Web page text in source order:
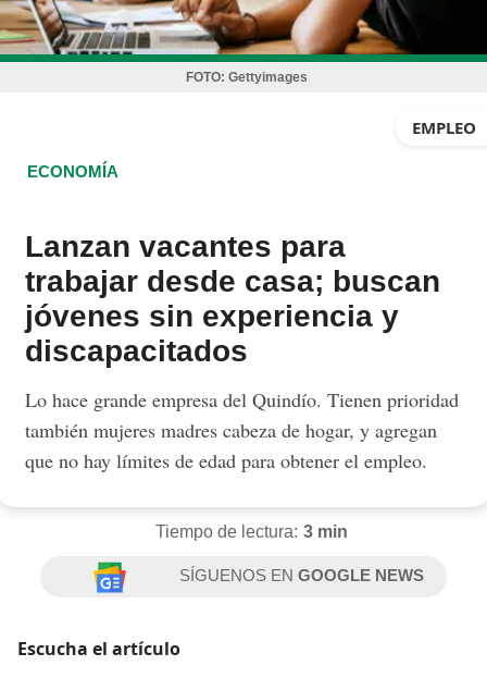
FOTO: Gettyimages
EMPLEO
ECONOMÍA
Lanzan vacantes para
trabajar desde casa; buscan
jóvenes sin experiencia y
discapacitados
Lo hace grande empresa del Quindío. Tienen prioridad
también mujeres madres cabeza de hogar, y agregan
que no hay límites de edad para obtener el empleo.
Tiempo de lectura: 3 min
SÍGUENOS ENGOOGLE NEWS
Escucha el artículo